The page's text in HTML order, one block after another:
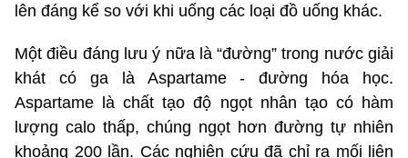
lên đáng kể so với khi uống các loại đồ uống khác.
Một điều đáng lưu ý nữa là “đường” trong nước giải
khát có ga là Aspartame - đường hóa học.
Aspartame là chất tạo độ ngọt nhân tạo có hàm
lượng calo thấp, chúng ngọt hơn đường tự nhiên
khoảng 200 lần. Các nghiên cứu đã chỉ ra mối liên